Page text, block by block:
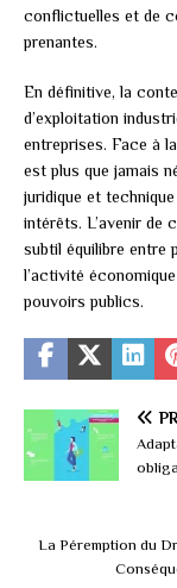
conflictuelles et de
prenantes.
En définitive, la
d’exploitation
entreprises. Face à
est plus que jamais
juridique et
intérêts. L’avenir de
subtil équilibre entre
l’activité
pouvoirs publics.
La Péremption du